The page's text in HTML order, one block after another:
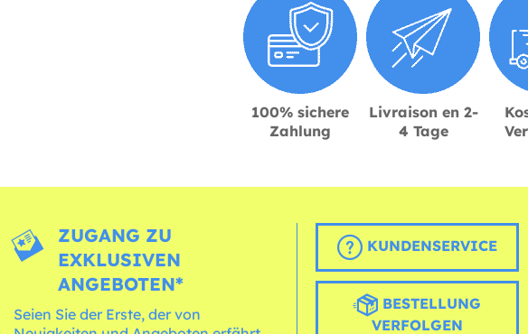
100% sichere
Zahlung
Livraison en 2-
4 Tage
ZUGANG ZU
EXKLUSIVEN
ANGEBOTEN*
Seien Sie der Erste, der von
KUNDENSERVICE
BESTELLUNG
VERFOLGEN